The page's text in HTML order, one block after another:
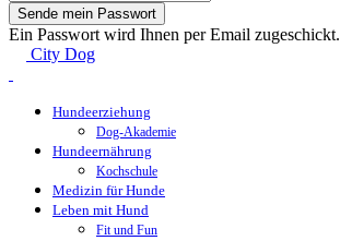
Ein Passwort wird Ihnen per Email zugeschickt.
City Dog
Hundeerziehung
Dog-Akademie
Hundeernährung
Kochschule
Medizin für Hunde
Leben mit Hund
Fit und Fun